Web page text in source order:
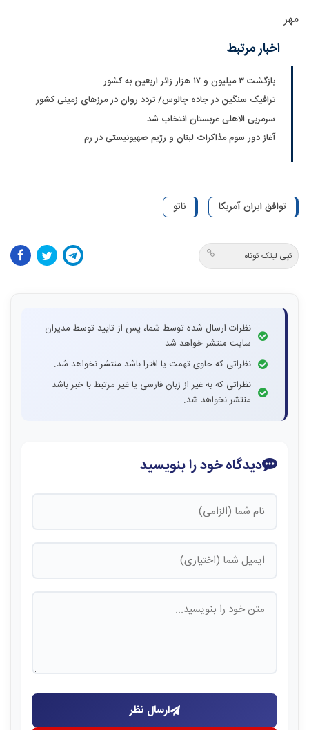
مهر
اخبار مرتبط
بازگشت ۳ میلیون و ۱۷ هزار زائر اربعین به کشور
ترافیک سنگین در جاده چالوس/ تردد روان در مرزهای زمینی کشور
سرمربی الاهلی عربستان انتخاب شد
آغاز دور سوم مذاکرات لبنان و رژیم صهیونیستی در رم
توافق ایران آمریکا ناتو
کپی لینک کوتاه
نظرات ارسال شده توسط شما، پس از تایید توسط مدیران
سایت منتشر خواهد شد.
نظراتی که حاوی تهمت یا افترا باشد منتشر نخواهد شد.
نظراتی که به غیر از زبان فارسی یا غیر مرتبط با خبر باشد
منتشر نخواهد شد.
دیدگاه خود را بنویسید
ارسال نظر